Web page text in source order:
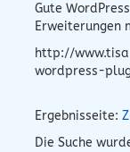
Gute
Erweiterungen
http://
wordpress-
Ergebnisseite:
Die Suche